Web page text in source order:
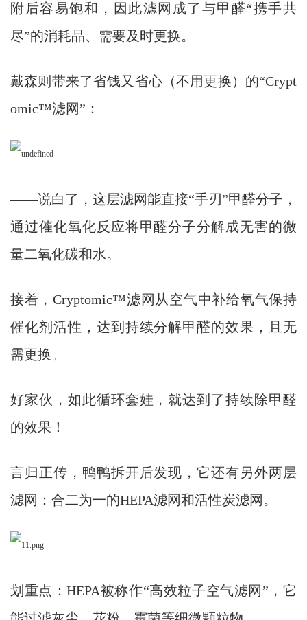
附后容易饱和，因此滤网成了与甲醛“携手共
尽”的消耗品、需要及时更换。
戴森则带来了省钱又省心（不用更换）的“Crypt
omic™滤网”：
——说白了，这层滤网能直接“手刃”甲醛分子，
通过催化氧化反应将甲醛分子分解成无害的微
量二氧化碳和水。
接着，Cryptomic™滤网从空气中补给氧气保持
催化剂活性，达到持续分解甲醛的效果，且无
需更换。
好家伙，如此循环套娃，就达到了持续除甲醛
的效果！
言归正传，鸭鸭拆开后发现，它还有另外两层
滤网：合二为一的HEPA滤网和活性炭滤网。
划重点：HEPA被称作“高效粒子空气滤网”，它